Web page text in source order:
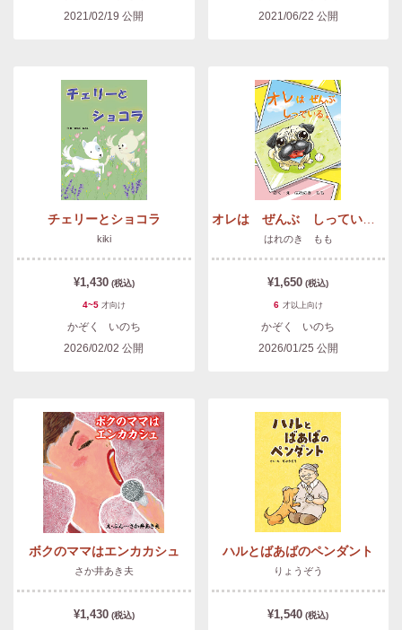
2021/02/19 公開
2021/06/22 公開
チェリーとショコラ
kiki
¥1,430 (税込)
4~5 才向け
かぞく
いのち
2026/02/02 公開
オレは ぜんぶ しっている。
はれのき もも
¥1,650 (税込)
6 才以上向け
かぞく
いのち
2026/01/25 公開
ボクのママはエンカカシュ
さか井あき夫
¥1,430 (税込)
ハルとばあばのペンダント
りょうぞう
¥1,540 (税込)